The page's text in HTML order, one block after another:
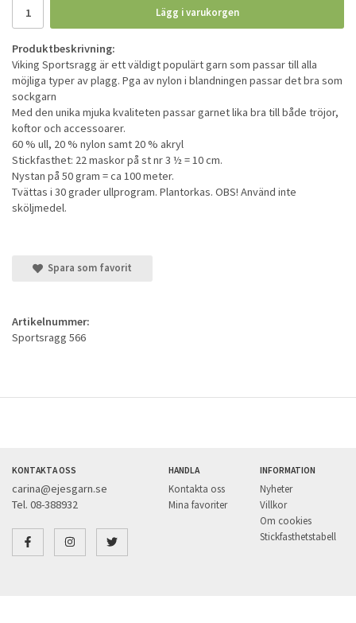
Lägg i varukorgen
Produktbeskrivning:
Viking Sportsragg är ett väldigt populärt garn som passar till alla
möjliga typer av plagg. Pga av nylon i blandningen passar det bra som
sockgarn
Med den unika mjuka kvaliteten passar garnet lika bra till både tröjor,
koftor och accessoarer.
60 % ull, 20 % nylon samt 20 % akryl
Stickfasthet: 22 maskor på st nr 3 ½ = 10 cm.
Nystan på 50 gram = ca 100 meter.
Tvättas i 30 grader ullprogram. Plantorkas. OBS! Använd inte
sköljmedel.
Spara som favorit
Artikelnummer:
Sportsragg 566
KONTAKTA OSS
carina@ejesgarn.se
Tel. 08-388932
HANDLA
Kontakta oss
Mina favoriter
INFORMATION
Nyheter
Villkor
Om cookies
Stickfasthetstabell